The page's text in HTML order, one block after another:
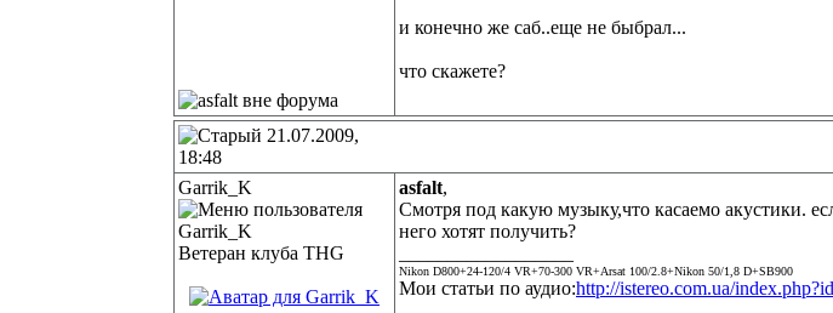
и конечно же саб..еще не быбрал...
что скажете?
21.07.2009,
18:48
Garrik_K
Ветеран клуба THG
asfalt,
Смотря под какую музыку,что касаемо акустики.
него хотят получить?
Nikon D800+24-120/4 VR+70-300 VR+Arsat 100/2.8+Nikon 50/1,8 D+SB900
Мои статьи по аудио:http://istereo.com.ua/